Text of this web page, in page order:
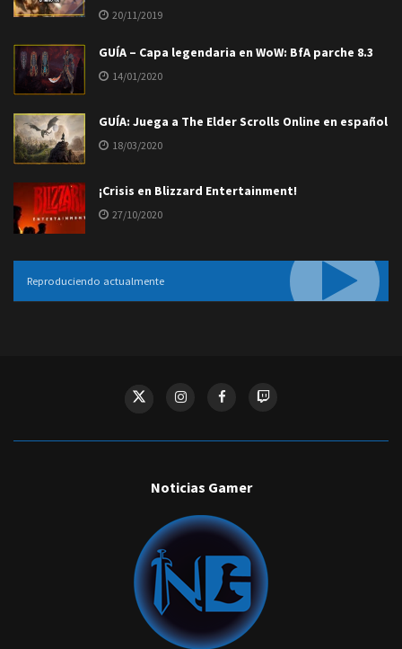
20/11/2019
GUÍA – Capa legendaria en WoW: BfA parche 8.3
14/01/2020
GUÍA: Juega a The Elder Scrolls Online en español
18/03/2020
¡Crisis en Blizzard Entertainment!
27/10/2020
Reproduciendo actualmente
Noticias Gamer